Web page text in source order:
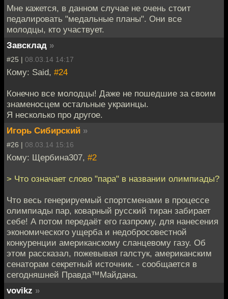
Мне кажется, в данном случае не очень стоит
педалировать "медальные планы". Они все
молодцы, кто участвует.
Завсклад »
#25 | 08.03.14 14:17
Кому: Said, #24
Конечно все молодцы! Даже не пошедшие за своим
знаменосцем остальные украинцы.
Я несколько про другое.
Игорь Сибирский »
#26 | 08.03.14 15:16
Кому: Щербина307, #2
> Что означает слово "пара" в названии олимпиады?
Что весь генерируемый спортсменами в процессе
олимпиады пар, коварный русский тиран забирает
себе! А потом передаёт его газпрому, для нанесения
экономического ущерба и недобросовестной
конкуренции американскому сланцевому газу. Об
этом рассказал, пожевывая галстук, американским
сенаторам секретный источник. - сообщается в
сегодняшней Правда™Майдана.
vovikz »